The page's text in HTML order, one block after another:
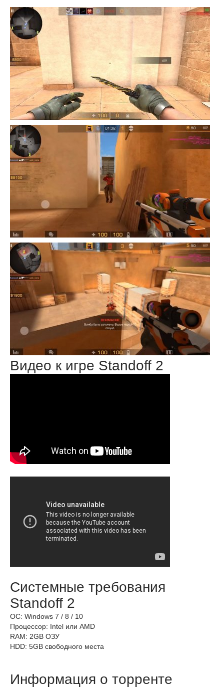
Видео к игре Standoff 2
Системные требования
Standoff 2
OС: Windows 7 / 8 / 10
Процессор: Intel или AMD
RAM: 2GB ОЗУ
HDD: 5GB свободного места
Информация о торренте